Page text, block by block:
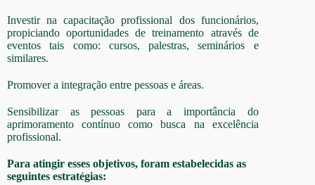
Investir na capacitação profissional dos funcionários,
propiciando oportunidades de treinamento através de
eventos tais como: cursos, palestras, seminários e
similares.
Promover a integração entre pessoas e áreas.
Sensibilizar as pessoas para a importância do
aprimoramento contínuo como busca na excelência
profissional.
Para atingir esses objetivos, foram estabelecidas as
seguintes estratégias: